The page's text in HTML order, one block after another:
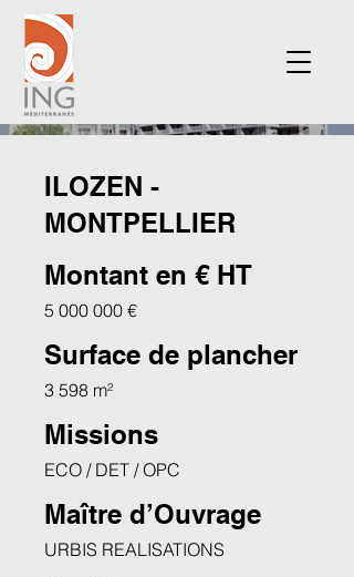
ILOZEN -
MONTPELLIER
Montant en € HT
5 000 000 €
Surface de plancher
3 598 m²
Missions
ECO / DET / OPC
Maître d’Ouvrage
URBIS REALISATIONS